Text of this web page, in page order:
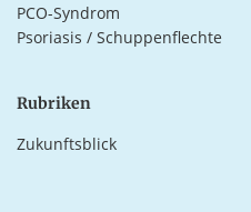
PCO-Syndrom
Psoriasis / Schuppenflechte
Rubriken
Zukunftsblick